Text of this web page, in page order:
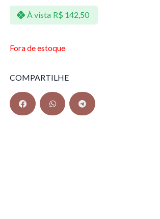
À vista R$ 142,50
Fora de estoque
COMPARTILHE